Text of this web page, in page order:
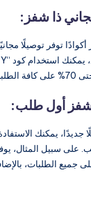
ذا شفز:
توفر توصيلًا
أول طلب:
جديدًا، يمكنك
5% على جميع الطلبات،